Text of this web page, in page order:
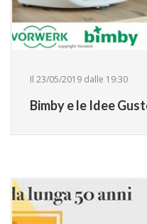
Il 23/05/2019 dalle 19:30
Bimby e le Idee